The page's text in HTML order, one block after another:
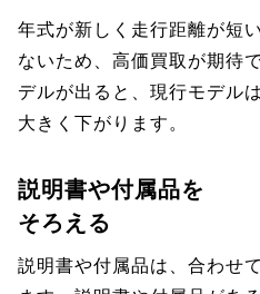
年式が新しく走行距離が短
ないため、高価買取が期待
デルが出ると、現行モデル
大きく下がります。
説明書や付属品を
そろえる
説明書や付属品は、合わせ